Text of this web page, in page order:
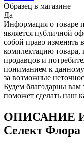
Образец в магазине
Да
Информация о товаре
является публичной
собой право изменять
комплектацию товара,
продавцов и
пониманием к
за возможные
Будем благодарны вам
поможет сделать наш
ОПИСАНИЕ
Селект Флора